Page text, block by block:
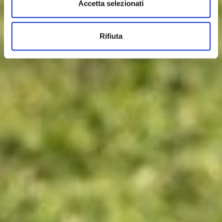
Accetta selezionati
Rifiuta